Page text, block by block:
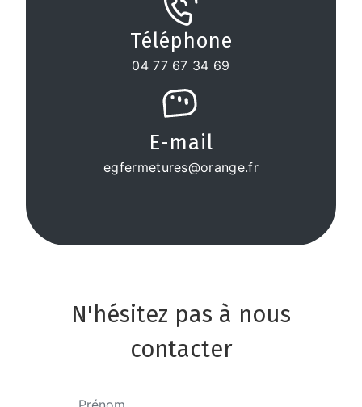
N'hésitez pas à nous
contacter
Téléphone
04 77 67 34 69
E-mail
egfermetures@orange.fr